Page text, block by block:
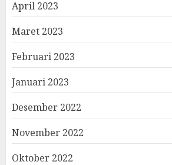
April 2023
Maret 2023
Februari 2023
Januari 2023
Desember 2022
November 2022
Oktober 2022